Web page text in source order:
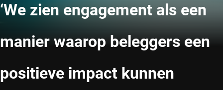
‘We zien engagement als een
manier waarop beleggers een
positieve impact kunnen